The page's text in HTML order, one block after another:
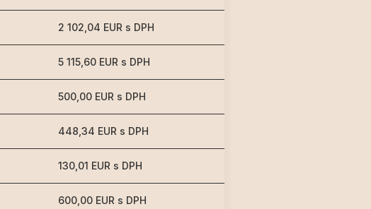
2 102,04 EUR s DPH
5 115,60 EUR s DPH
500,00 EUR s DPH
448,34 EUR s DPH
130,01 EUR s DPH
600,00 EUR s DPH